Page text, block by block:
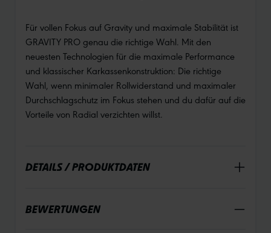
Für vollen Fokus auf Gravity und maximale Stabilität ist
GRAVITY PRO genau die richtige Wahl. Mit den
neuesten Technologien für die maximale Performance
und klassischer Karkassenkonstruktion: Die richtige
Wahl, wenn minimaler Rollwiderstand und maximaler
Durchschlagschutz im Fokus stehen und du dafür auf die
Vorteile von Radial verzichten willst.
DETAILS / PRODUKTDATEN
BEWERTUNGEN